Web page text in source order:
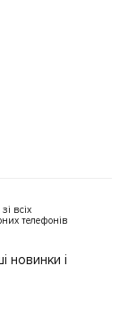
всіх
телефонів
новинки і